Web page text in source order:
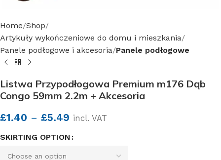
Home Shop
Artykuły wykończeniowe do domu i mieszkania
Panele podłogowe i akcesoria Panele podłogowe
Listwa Przypodłogowa Premium m176 Dąb
Congo 59mm 2.2m + Akcesoria
£1.40 – £5.49 incl. VAT
SKIRTING OPTION